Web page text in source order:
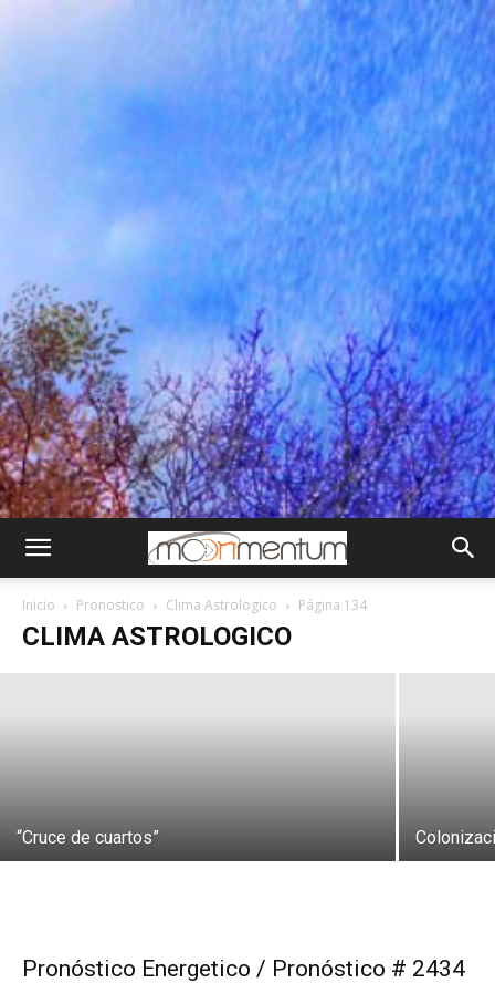
Inicio Pronostico Clima Astrologico Página 134
CLIMA ASTROLOGICO
Moonmentum para planificar
Lourdes Mendez - Ene 2, 2022
“Cruce de cuartos”
Pronóstico Energetico / Pronóstico # 2434